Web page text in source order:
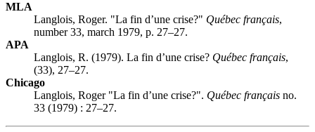
MLA
Langlois, Roger. "La fin d’une crise?" Québec français,
number 33, march 1979, p. 27–27.
APA
Langlois, R. (1979). La fin d’une crise? Québec français,
(33), 27–27.
Chicago
Langlois, Roger "La fin d’une crise?". Québec français no.
33 (1979) : 27–27.